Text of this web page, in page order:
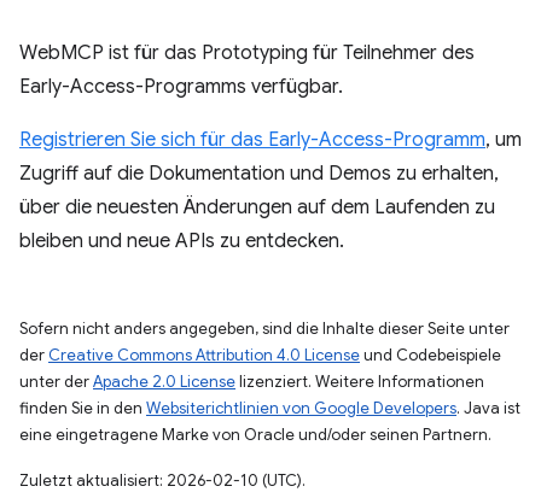
WebMCP ist für das Prototyping für Teilnehmer des
Early-Access-Programms verfügbar.
Registrieren Sie sich für das Early-Access-Programm, um
Zugriff auf die Dokumentation und Demos zu erhalten,
über die neuesten Änderungen auf dem Laufenden zu
bleiben und neue APIs zu entdecken.
Sofern nicht anders angegeben, sind die Inhalte dieser Seite unter
der Creative Commons Attribution 4.0 Licenseund Codebeispiele
unter derApache 2.0 Licenselizenziert. Weitere Informationen
finden Sie in den Websiterichtlinien von Google Developers. Java ist
eine eingetragene Marke von Oracle und/oder seinen Partnern.
Zuletzt aktualisiert: 2026-02-10 (UTC).